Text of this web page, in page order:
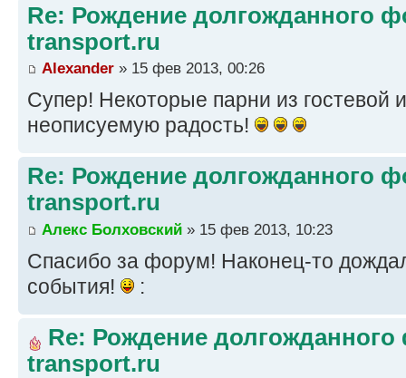
Re: Рождение долгожданного
transport.ru
Alexander » 15 фев 2013, 00:26
Супер! Некоторые парни из гостевой
неописуемую радость!
Re: Рождение долгожданного
transport.ru
Алекс Болховский » 15 фев 2013, 10:23
Спасибо за форум! Наконец-то
события!
:
Re: Рождение
transport.ru